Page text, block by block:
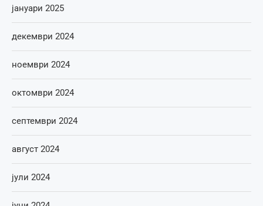
јануари 2025
декември 2024
ноември 2024
октомври 2024
септември 2024
август 2024
јули 2024